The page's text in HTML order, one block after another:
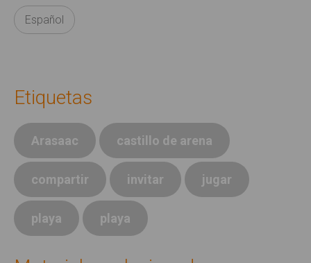
Español
Etiquetas
Arasaac castillo de arena
compartir invitar jugar
playa playa